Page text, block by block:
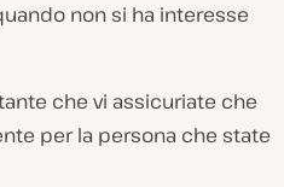
non si ha interesse
che vi assicuriate che
per la persona che state